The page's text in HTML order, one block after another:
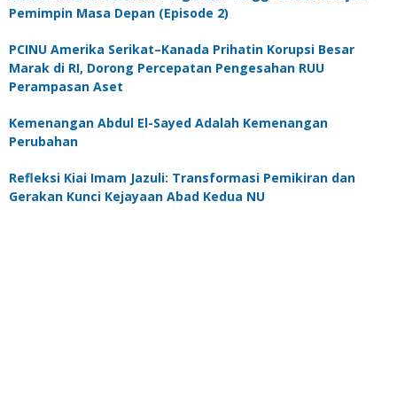
Pemimpin Masa Depan (Episode 2)
PCINU Amerika Serikat–Kanada Prihatin Korupsi Besar
Marak di RI, Dorong Percepatan Pengesahan RUU
Perampasan Aset
Kemenangan Abdul El-Sayed Adalah Kemenangan
Perubahan
Refleksi Kiai Imam Jazuli: Transformasi Pemikiran dan
Gerakan Kunci Kejayaan Abad Kedua NU